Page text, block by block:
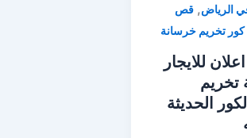
الرياض, قص
كور تخريم خرسانة
للايجار
تخريم
الحديثة